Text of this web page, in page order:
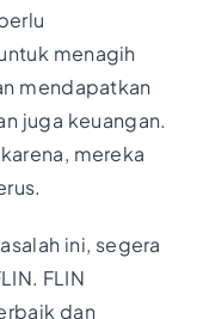
menagih
mendapatkan
juga keuangan.
mereka
ini, segera
FLIN
dan